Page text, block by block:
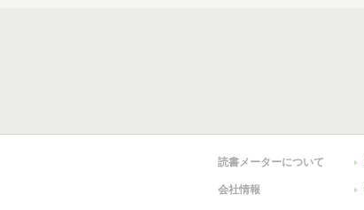
読書メーターについて
会社情報